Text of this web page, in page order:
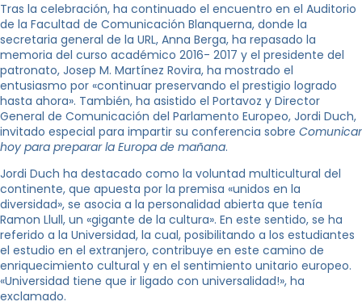
Tras la celebración, ha continuado el encuentro en el Auditorio
de la Facultad de Comunicación Blanquerna, donde la
secretaria general de la URL, Anna Berga, ha repasado la
memoria del curso académico 2016- 2017 y el presidente del
patronato, Josep M. Martínez Rovira, ha mostrado el
entusiasmo por «continuar preservando el prestigio logrado
hasta ahora». También, ha asistido el Portavoz y Director
General de Comunicación del Parlamento Europeo, Jordi Duch,
invitado especial para impartir su conferencia sobre Comunicar
hoy para preparar la Europa de mañana.
Jordi Duch ha destacado como la voluntad multicultural del
continente, que apuesta por la premisa «unidos en la
diversidad», se asocia a la personalidad abierta que tenía
Ramon Llull, un «gigante de la cultura». En este sentido, se ha
referido a la Universidad, la cual, posibilitando a los estudiantes
el estudio en el extranjero, contribuye en este camino de
enriquecimiento cultural y en el sentimiento unitario europeo.
«Universidad tiene que ir ligado con universalidad!», ha
exclamado.